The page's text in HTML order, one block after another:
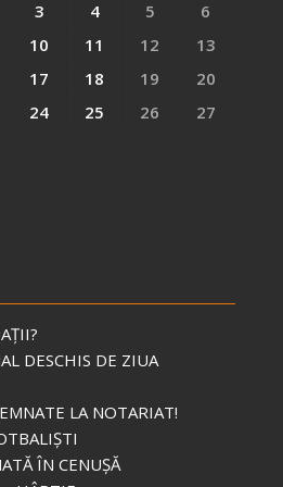
3 4 5
6
10 11 12
13
17 18 19
20
24 25 26
27
DESCHIS DE ZIUA
LA NOTARIAT!
ÎN CENUȘĂ